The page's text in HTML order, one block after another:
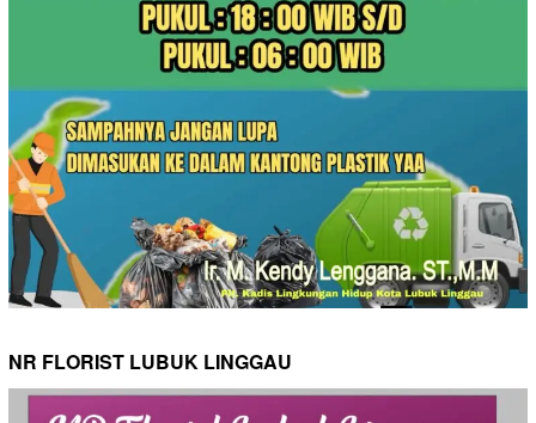
NR FLORIST LUBUK LINGGAU